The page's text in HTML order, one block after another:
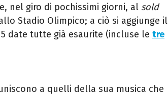
nel giro di pochissimi giorni, al sold
Stadio Olimpico; a ciò si aggiunge il
date tutte già esaurite (incluse le tre
a quelli della sua musica che